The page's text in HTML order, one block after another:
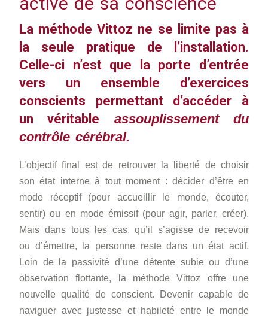
La méthode Vittoz ne se limite pas à
la seule pratique de l’installation.
Celle-ci n’est que la porte d’entrée
vers un ensemble d’exercices
conscients permettant d’accéder à
un véritable assouplissement du
contrôle cérébral.
L’objectif final est de retrouver la liberté de choisir
son état interne à tout moment : décider d’être en
mode réceptif (pour accueillir le monde, écouter,
sentir) ou en mode émissif (pour agir, parler, créer).
Mais dans tous les cas, qu’il s’agisse de recevoir
ou d’émettre, la personne reste dans un état actif.
Loin de la passivité d’une détente subie ou d’une
observation flottante, la méthode Vittoz offre une
nouvelle qualité de conscient. Devenir capable de
naviguer avec justesse et habileté entre le monde